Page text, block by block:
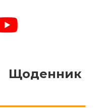
Щоденник